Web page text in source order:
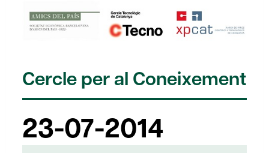
Cercle per al Coneixement
23-07-2014